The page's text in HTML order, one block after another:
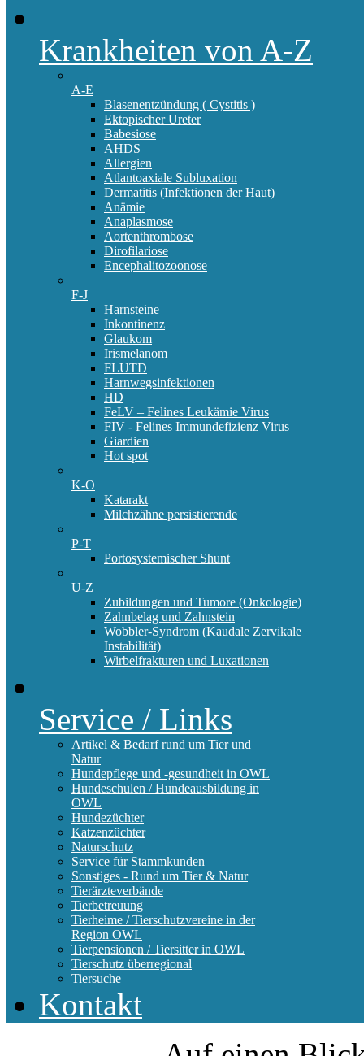
Krankheiten von A-Z
A-E
Blasenentzündung ( Cystitis )
Ektopischer Ureter
Babesiose
AHDS
Allergien
Atlantoaxiale Subluxation
Dermatitis (Infektionen der Haut)
Anämie
Anaplasmose
Aortenthrombose
Dirofilariose
Encephalitozoonose
F-J
Harnsteine
Inkontinenz
Glaukom
Irismelanom
FLUTD
Harnwegsinfektionen
HD
FeLV – Felines Leukämie Virus
FIV - Felines Immundefizienz Virus
Giardien
Hot spot
K-O
Katarakt
Milchzähne persistierende
P-T
Portosystemischer Shunt
U-Z
Zubildungen und Tumore (Onkologie)
Zahnbelag und Zahnstein
Wobbler-Syndrom (Kaudale Zervikale
Instabilität)
Wirbelfrakturen und Luxationen
Service / Links
Artikel & Bedarf rund um Tier und
Natur
Hundepflege und -gesundheit in OWL
Hundeschulen / Hundeausbildung in
OWL
Hundezüchter
Katzenzüchter
Naturschutz
Service für Stammkunden
Sonstiges - Rund um Tier & Natur
Tierärzteverbände
Tierbetreuung
Tierheime / Tierschutzvereine in der
Region OWL
Tierpensionen / Tiersitter in OWL
Tierschutz überregional
Tiersuche
Kontakt